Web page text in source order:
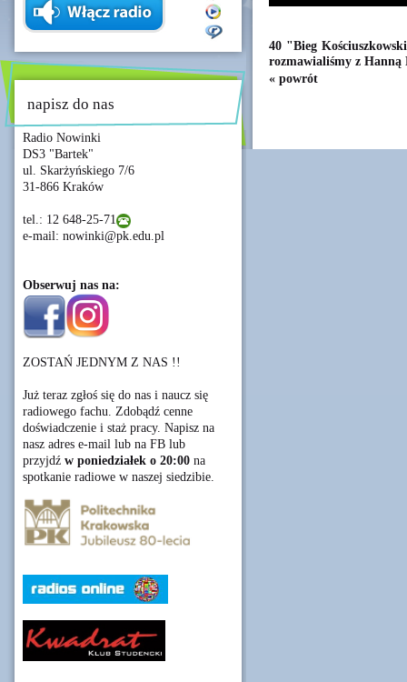
napisz do nas
Radio Nowinki
DS3 "Bartek"
ul. Skarżyńskiego 7/6
31-866 Kraków
tel.: 12 648-25-71
e-mail: nowinki@pk.edu.pl
Obserwuj nas na:
ZOSTAŃ JEDNYM Z NAS !!
Już teraz zgłoś się do nas i naucz się
radiowego fachu. Zdobądź cenne
doświadczenie i staż pracy. Napisz na
nasz adres e-mail lub na FB lub
przyjdź w poniedziałek o 20:00 na
spotkanie radiowe w naszej siedzibie.
40 "Bieg
rozmawialiśmy z Hanną
« powrót